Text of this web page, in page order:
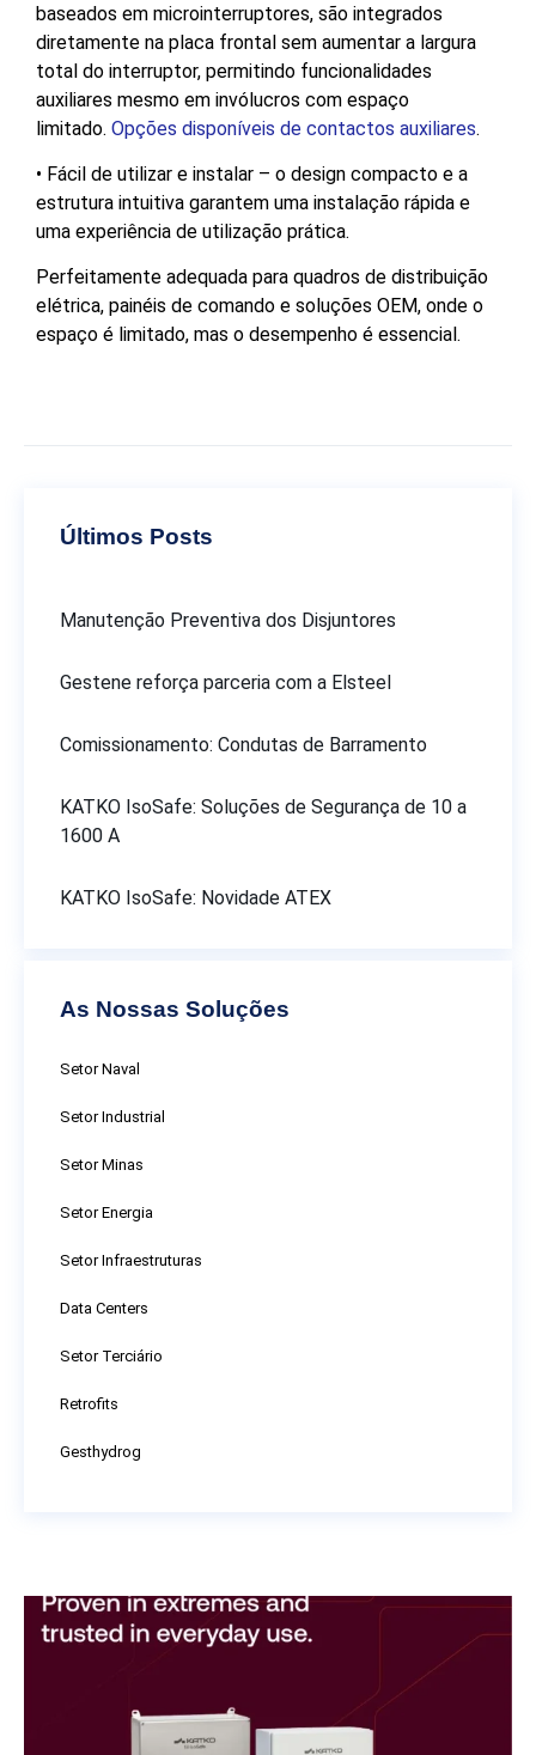
baseados em microinterruptores, são integrados
diretamente na placa frontal sem aumentar a largura
total do interruptor, permitindo funcionalidades
auxiliares mesmo em invólucros com espaço
limitado. Opções disponíveis de contactos auxiliares.
• Fácil de utilizar e instalar – o design compacto e a
estrutura intuitiva garantem uma instalação rápida e
uma experiência de utilização prática.
Perfeitamente adequada para quadros de distribuição
elétrica, painéis de comando e soluções OEM, onde o
espaço é limitado, mas o desempenho é essencial.
Últimos Posts
Manutenção Preventiva dos Disjuntores
Gestene reforça parceria com a Elsteel
Comissionamento: Condutas de Barramento
KATKO IsoSafe: Soluções de Segurança de 10 a
1600 A
KATKO IsoSafe: Novidade ATEX
As Nossas Soluções
Setor Naval
Setor Industrial
Setor Minas
Setor Energia
Setor Infraestruturas
Data Centers
Setor Terciário
Retrofits
Gesthydrog